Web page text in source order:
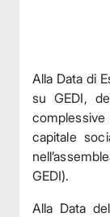
Alla Data di
su GEDI,
complessive
capitale
GEDI).
Alla Data